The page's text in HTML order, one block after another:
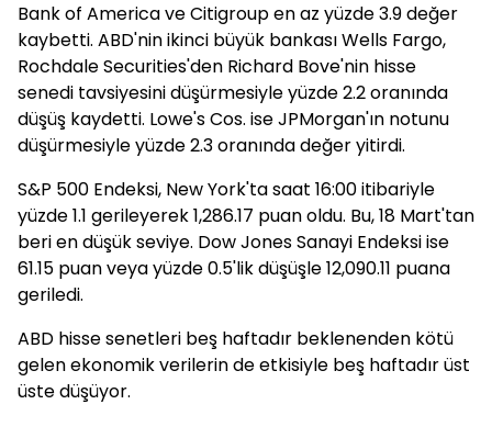
Bank of America ve Citigroup en az yüzde 3.9 değer
kaybetti. ABD'nin ikinci büyük bankası Wells Fargo,
Rochdale Securities'den Richard Bove'nin hisse
senedi tavsiyesini düşürmesiyle yüzde 2.2 oranında
düşüş kaydetti. Lowe's Cos. ise JPMorgan'ın notunu
düşürmesiyle yüzde 2.3 oranında değer yitirdi.
S&P 500 Endeksi, New York'ta saat 16:00 itibariyle
yüzde 1.1 gerileyerek 1,286.17 puan oldu. Bu, 18 Mart'tan
beri en düşük seviye. Dow Jones Sanayi Endeksi ise
61.15 puan veya yüzde 0.5'lik düşüşle 12,090.11 puana
geriledi.
ABD hisse senetleri beş haftadır beklenenden kötü
gelen ekonomik verilerin de etkisiyle beş haftadır üst
üste düşüyor.